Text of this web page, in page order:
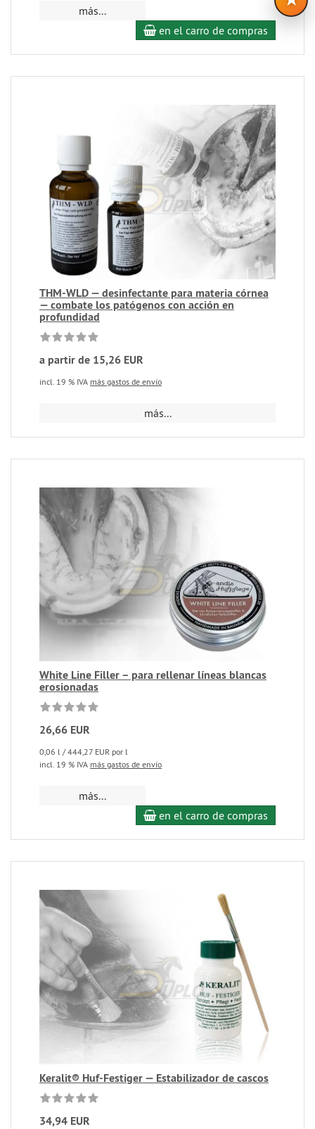
más...
en el carro de compras
THM-WLD — desinfectante para materia córnea
— combate los patógenos con acción en
profundidad
a partir de 15,26 EUR
incl. 19 % IVA más gastos de envío
más...
White Line Filler – para rellenar líneas blancas
erosionadas
26,66 EUR
0,06 l / 444,27 EUR por l
incl. 19 % IVA más gastos de envío
más...
en el carro de compras
Keralit® Huf-Festiger — Estabilizador de cascos
34,94 EUR